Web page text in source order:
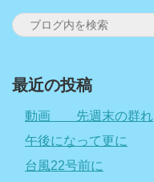
最近の投稿
動画 先週末の群れ
午後になって更に
台風22号前に